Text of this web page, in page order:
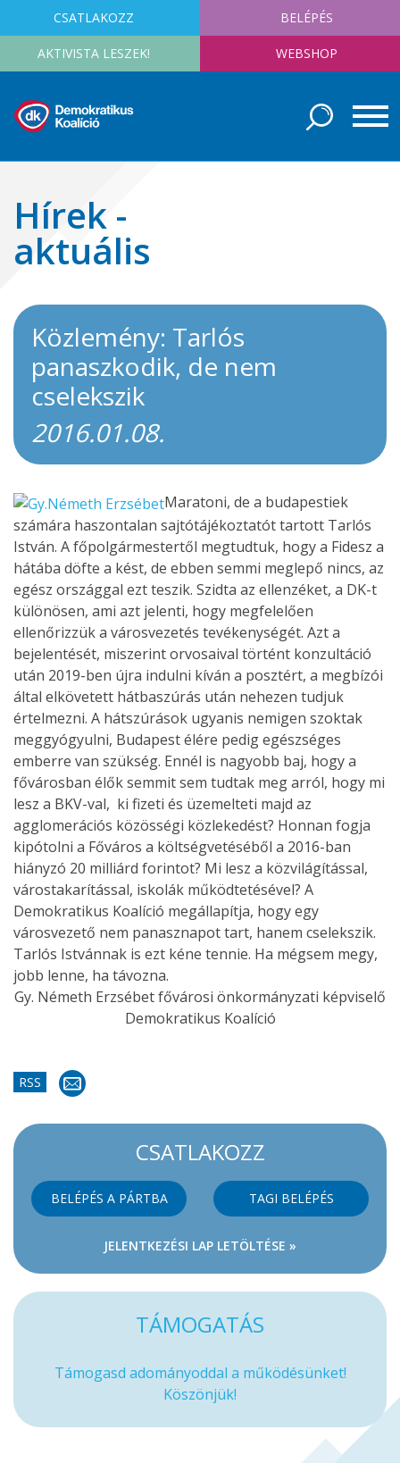
CSATLAKOZZ BELÉPÉS
AKTIVISTA LESZEK! WEBSHOP
Hírek -
aktuális
Közlemény: Tarlós
panaszkodik, de nem
cselekszik
2016.01.08.
Maratoni, de a budapestiek
számára haszontalan sajtótájékoztatót tartott Tarlós
István. A főpolgármestertől megtudtuk, hogy a Fidesz a
hátába döfte a kést, de ebben semmi meglepő nincs, az
egész országgal ezt teszik. Szidta az ellenzéket, a DK-t
különösen, ami azt jelenti, hogy megfelelően
ellenőrizzük a városvezetés tevékenységét. Azt a
bejelentését, miszerint orvosaival történt konzultáció
után 2019-ben újra indulni kíván a posztért, a megbízói
által elkövetett hátbaszúrás után nehezen tudjuk
értelmezni. A hátszúrások ugyanis nemigen szoktak
meggyógyulni, Budapest élére pedig egészséges
emberre van szükség. Ennél is nagyobb baj, hogy a
fővárosban élők semmit sem tudtak meg arról, hogy mi
lesz a BKV-val, ki fizeti és üzemelteti majd az
agglomerációs közösségi közlekedést? Honnan fogja
kipótolni a Főváros a költségvetéséből a 2016-ban
hiányzó 20 milliárd forintot? Mi lesz a közvilágítással,
várostakarítással, iskolák működtetésével? A
Demokratikus Koalíció megállapítja, hogy egy
városvezető nem panasznapot tart, hanem cselekszik.
Tarlós Istvánnak is ezt kéne tennie. Ha mégsem megy,
jobb lenne, ha távozna.
Gy. Németh Erzsébet fővárosi önkormányzati képviselő
Demokratikus Koalíció
RSS
CSATLAKOZZ
BELÉPÉS A PÁRTBA TAGI BELÉPÉS
JELENTKEZÉSI LAP LETÖLTÉSE »
TÁMOGATÁS
Támogasd adományoddal a működésünket!
Köszönjük!